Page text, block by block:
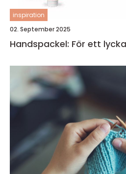
inspiration
02. September 2025
Handspackel: För ett